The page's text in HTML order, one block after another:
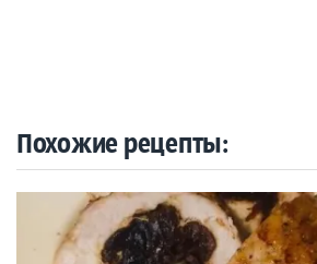
Похожие рецепты: